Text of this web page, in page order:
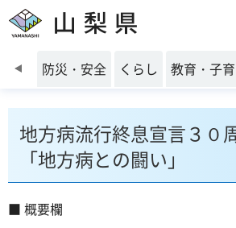
山梨県
前のスライドを表示
防災・安全 くらし 教育・子
地方病流行終息宣言３０
「地方病との闘い」
■ 概要欄